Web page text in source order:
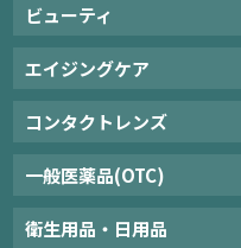
ビューティ
エイジングケア
コンタクトレンズ
一般医薬品(OTC)
衛生用品・日用品